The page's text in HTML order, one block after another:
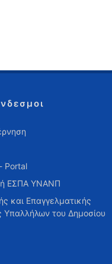
Portal
ΕΣΠΑ ΥΝΑΝΠ
και Επαγγελματικής
Υπαλλήλων του Δημοσίου